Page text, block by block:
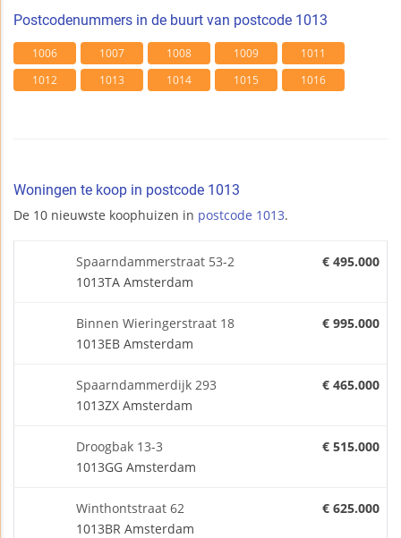
Postcodenummers in de buurt van postcode 1013
1006 1007 1008 1009
1011
1012
1013 1014 1015 1016
Woningen te koop in postcode 1013
De 10 nieuwste koophuizen in postcode 1013.
Spaarndammerstraat 53-2
1013TA Amsterdam
€ 495.000
Binnen Wieringerstraat 18
1013EB Amsterdam
€ 995.000
Spaarndammerdijk 293
1013ZX Amsterdam
€ 465.000
Droogbak 13-3
1013GG Amsterdam
€ 515.000
Winthontstraat 62
1013BR Amsterdam
€ 625.000